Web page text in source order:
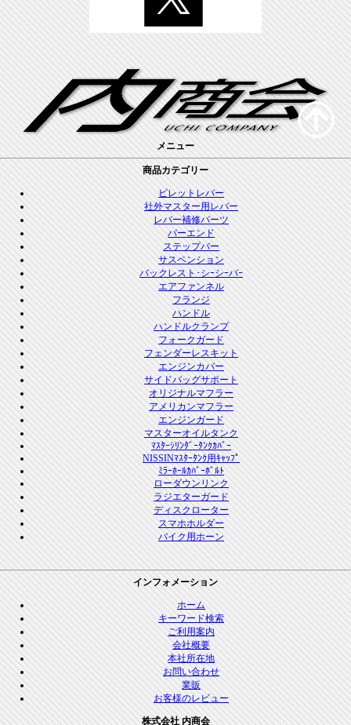
メニュー
商品カテゴリー
ビレットレバー
社外マスター用レバー
レバー補修パーツ
バーエンド
ステップバー
サスペンション
バックレスト･シｰシｰバｰ
エアファンネル
フランジ
ハンドル
ハンドルクランプ
フォークガード
フェンダーレスキット
エンジンカバー
サイドバッグサポート
オリジナルマフラー
アメリカンマフラー
エンジンガード
マスターオイルタンク
ﾏｽﾀｰｼﾘﾝﾀﾞｰﾀﾝｸｶﾊﾞｰ
NISSINﾏｽﾀｰﾀﾝｸ用ｷｬｯﾌﾟ
ﾐﾗｰﾎｰﾙｶﾊﾞｰﾎﾞﾙﾄ
ローダウンリンク
ラジエターガード
ディスクローター
スマホホルダー
バイク用ホーン
インフォメーション
ホーム
キーワード検索
ご利用案内
会社概要
本社所在地
お問い合わせ
業販
お客様のレビュー
株式会社 内商会